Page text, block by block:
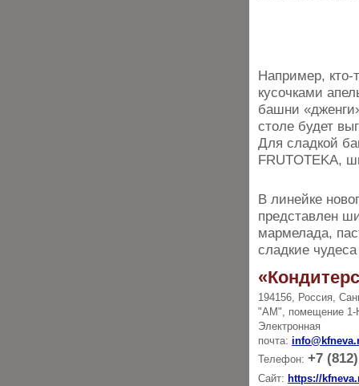
Например, кто-
кусочками
башни
столе будет
Для сладкой
FRUTOTEKA,
В линейке
представлен
мармелада,
сладкие
194156, Россия,
"АМ", помещение 1-
Электронная
почта:
Телефон: +7
Сайт: https://